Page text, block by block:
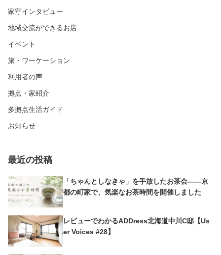
家守インタビュー
地域交流ができるお店
イベント
旅・ワーケーション
利用者の声
拠点・家紹介
多拠点生活ガイド
お知らせ
最近の投稿
「ちゃんとしなきゃ」を手放したお茶会——京
都の町家で、気楽なお茶時間を開催しました
レビューでわかるADDress北海道中川C邸【Us
er Voices #28】